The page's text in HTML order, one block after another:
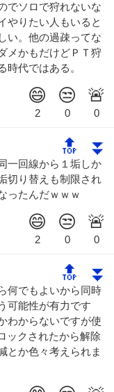
でソロで狩れないな
やりたい人もいると
い。他の過疎ってな
メかもだけどＰＴ狩
時代ではある。
🔝 ⏬
一回線から１垢しか
切り替えも制限され
ったんだｗｗｗ
🔝 ⏬
何でもよいから同時
可能性が有力です
わからないですが使
ックされたから解除
とか色々考えられま